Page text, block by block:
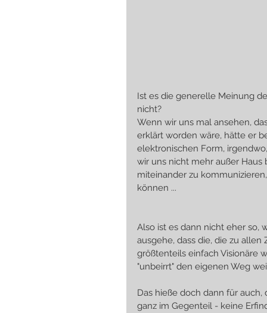
Ist es die generelle Meinung
nicht?
Wenn wir uns mal ansehen,
erklärt worden wäre, hätte er
elektronischen Form,
wir uns nicht mehr außer
miteinander zu
können ...
Also ist es dann nicht eher so,
ausgehe, dass die, die zu
größtenteils einfach Visionäre
"unbeirrt" den eigenen Weg
Das hieße doch dann für
ganz im Gegenteil - keine